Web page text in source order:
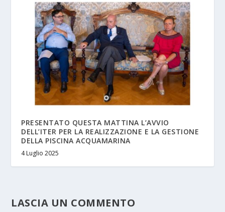
PRESENTATO QUESTA MATTINA L’AVVIO
DELL’ITER PER LA REALIZZAZIONE E LA GESTIONE
DELLA PISCINA ACQUAMARINA
4 Luglio 2025
LASCIA UN COMMENTO